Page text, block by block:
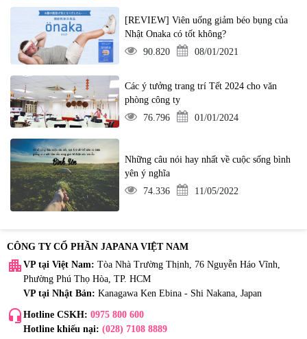
[REVIEW] Viên uống giảm béo bụng của
Nhật Onaka có tốt không?
90.820
08/01/2021
Các ý tưởng trang trí Tết 2024 cho văn
phòng công ty
76.796
01/01/2024
Những câu nói hay nhất về cuộc sống bình
yên ý nghĩa
74.336
11/05/2022
CÔNG TY CỔ PHẦN JAPANA VIỆT NAM
apartment VP tại Việt Nam: Tòa Nhà Trường Thịnh, 76 Nguyễn Háo Vĩnh,
Phường Phú Thọ Hòa, TP. HCM
VP tại Nhật Bản: Kanagawa Ken Ebina - Shi Nakana, Japan
headset_mic Hotline CSKH: 0975 800 600
Hotline khiếu nại: (028) 7108 8889